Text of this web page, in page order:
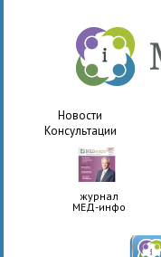
Новости
Консультации
журнал
МЕД-инфо